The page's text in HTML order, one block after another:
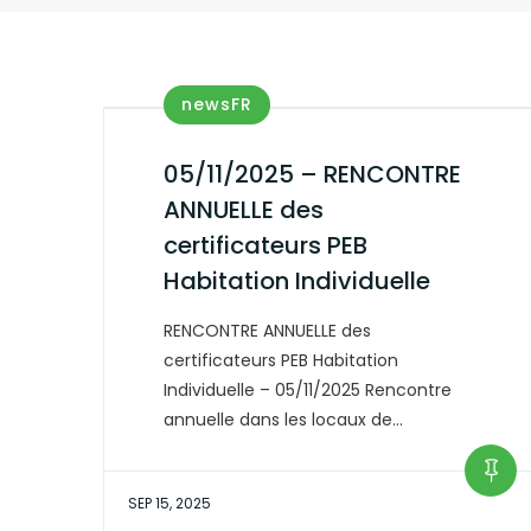
newsFR
05/11/2025 – RENCONTRE
ANNUELLE des
certificateurs PEB
Habitation Individuelle
RENCONTRE ANNUELLE des
certificateurs PEB Habitation
Individuelle – 05/11/2025 Rencontre
annuelle dans les locaux de…
SEP 15, 2025